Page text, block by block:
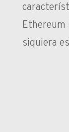
Ethereum
siquiera